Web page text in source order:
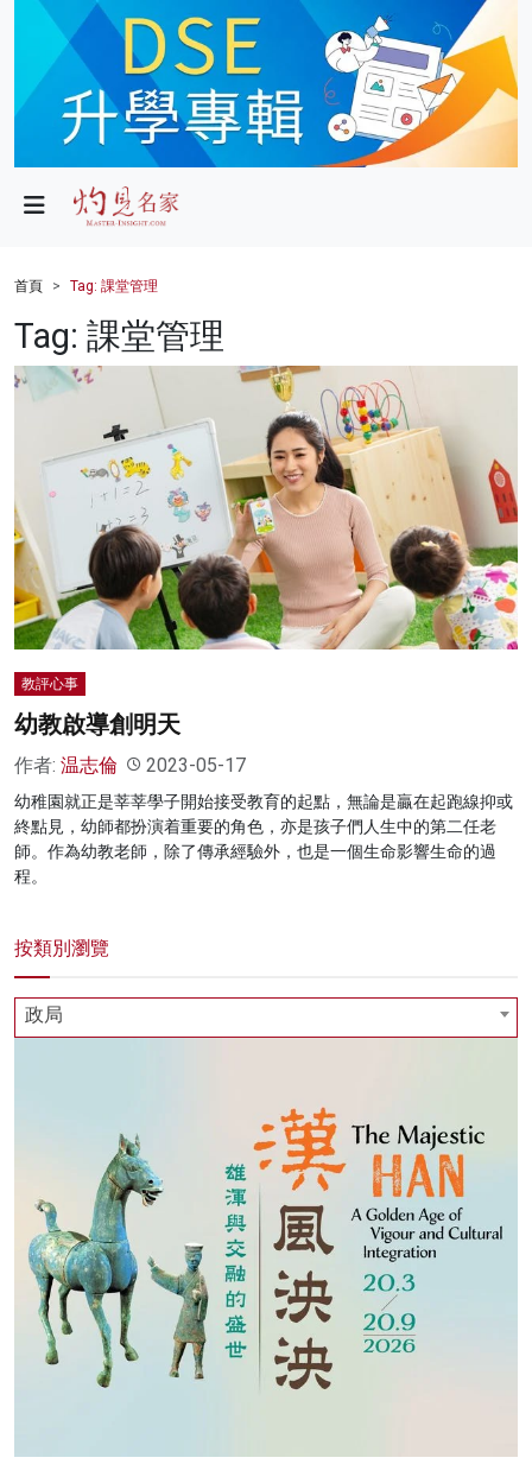
政局
財經
健康
科技
名家榜
灼見活動
首頁 Tag: 課堂管理
Tag: 課堂管理
教評心事
幼教啟導創明天
作者: 温志倫 2023-05-17
幼稚園就正是莘莘學子開始接受教育的起點，無論是贏在起跑線抑或
終點見，幼師都扮演着重要的角色，亦是孩子們人生中的第二任老
師。作為幼教老師，除了傳承經驗外，也是一個生命影響生命的過
程。
按類別瀏覽
政局